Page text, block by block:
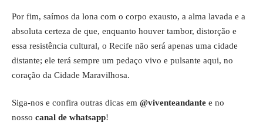
Por fim, saímos da lona com o corpo exausto, a alma lavada e a
absoluta certeza de que, enquanto houver tambor, distorção e
essa resistência cultural, o Recife não será apenas uma cidade
distante; ele terá sempre um pedaço vivo e pulsante aqui, no
coração da Cidade Maravilhosa.
Siga-nos e confira outras dicas em @viventeandante e no
nosso canal de whatsapp!